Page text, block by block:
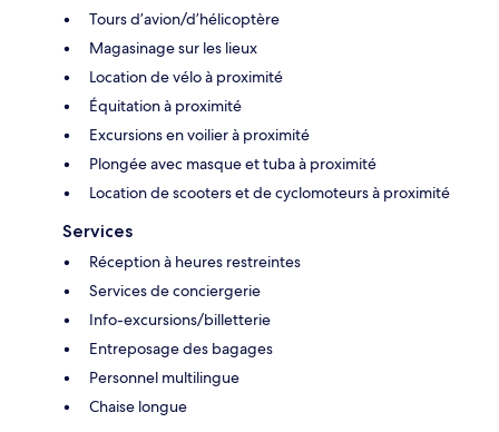
Tours d’avion/d’hélicoptère
Magasinage sur les lieux
Location de vélo à proximité
Équitation à proximité
Excursions en voilier à proximité
Plongée avec masque et tuba à proximité
Location de scooters et de cyclomoteurs à proximité
Services
Réception à heures restreintes
Services de conciergerie
Info-excursions/billetterie
Entreposage des bagages
Personnel multilingue
Chaise longue